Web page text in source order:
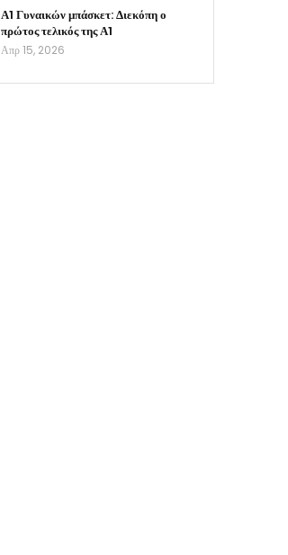
Α1 Γυναικών μπάσκετ: Διεκόπη ο
πρώτος τελικός της Α1
Απρ 15, 2026